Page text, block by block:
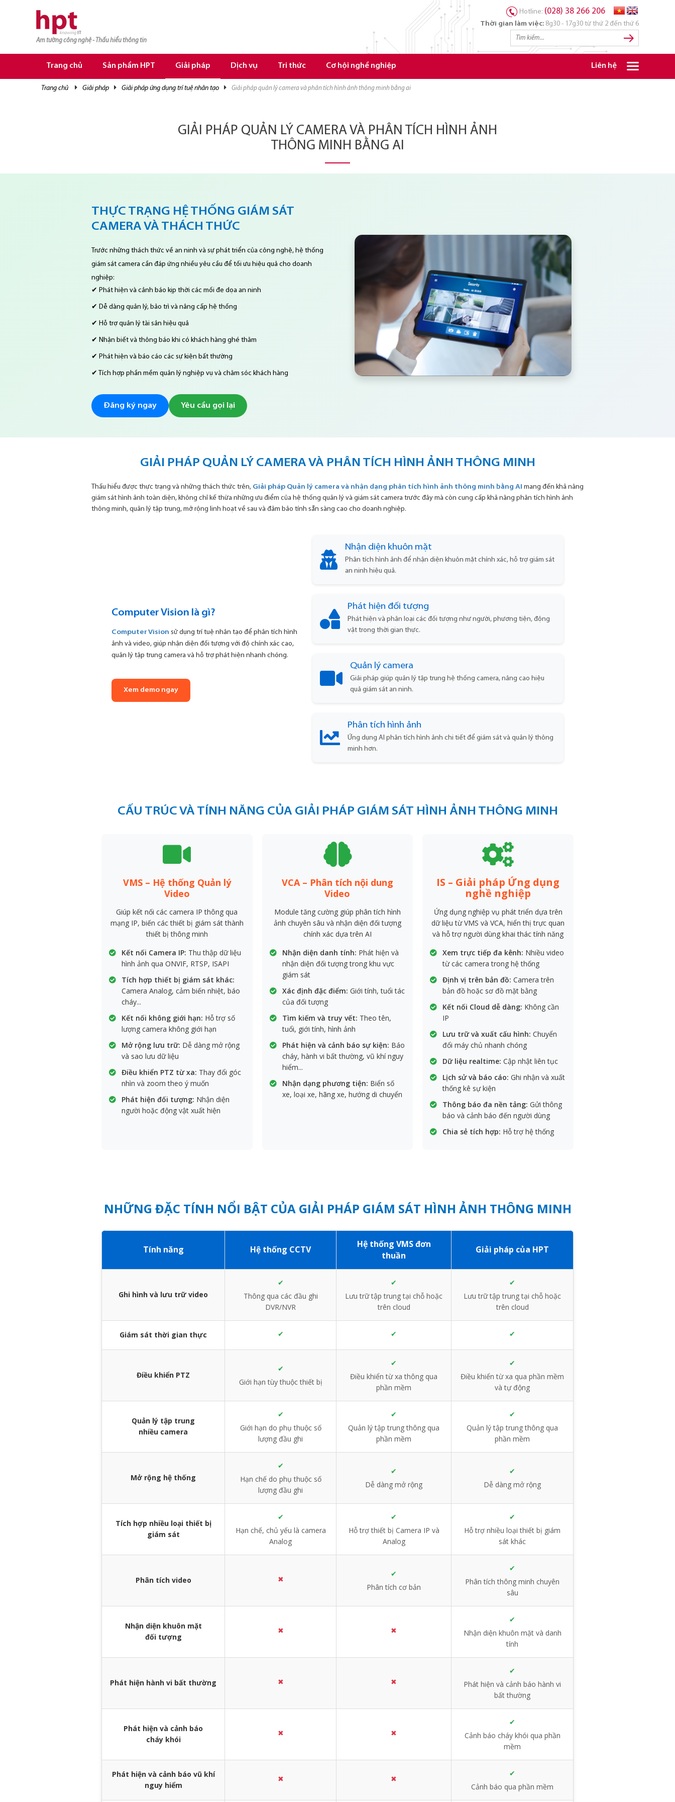
Am tường công nghệ - Thấu hiểu thông tin
Hotline: (028) 38 266 206
Thời gian làm việc: 8g30 - 17g30 từ thứ 2 đến thứ 6
Trang chủ Sản phẩm HPT Giải pháp Dịch vụ Tri thức Cơ hội nghề nghiệp Liên hệ
trang chủ giải pháp giải pháp ứng dụng trí tuệ nhân tạo giải pháp quản lý camera và phân tích hình ảnh thông minh bằng ai
GIẢI PHÁP QUẢN LÝ CAMERA VÀ PHÂN TÍCH HÌNH ẢNH
THÔNG MINH BẰNG AI
THỰC TRẠNG HỆ THỐNG GIÁM SÁT
CAMERA VÀ THÁCH THỨC
Trước những thách thức về an ninh và sự phát triển của công nghệ, hệ thống
giám sát camera cần đáp ứng nhiều yêu cầu để tối ưu hiệu quả cho doanh
nghiệp:
✔ Phát hiện và cảnh báo kịp thời các mối đe dọa an ninh
✔ Dễ dàng quản lý, bảo trì và nâng cấp hệ thống
✔ Hỗ trợ quản lý tài sản hiệu quả
✔ Nhận biết và thông báo khi có khách hàng ghé thăm
✔ Phát hiện và báo cáo các sự kiện bất thường
✔ Tích hợp phần mềm quản lý nghiệp vụ và chăm sóc khách hàng
Đăng ký ngay Yêu cầu gọi lại
GIẢI PHÁP QUẢN LÝ CAMERA VÀ PHÂN TÍCH HÌNH ẢNH THÔNG MINH
Thấu hiểu được thực trạng và những thách thức trên, Giải pháp Quản lý camera và nhận dạng phân tích hình ảnh thông minh bằng AI mang đến khả năng
giám sát hình ảnh toàn diện, không chỉ kế thừa những ưu điểm của hệ thống quản lý và giám sát camera trước đây mà còn cung cấp khả năng phân tích hình ảnh
thông minh, quản lý tập trung, mở rộng linh hoạt về sau và đảm bảo tính sẵn sàng cao cho doanh nghiệp.
Computer Vision là gì?
Computer Vision sử dụng trí tuệ nhân tạo để phân tích hình
ảnh và video, giúp nhận diện đối tượng với độ chính xác cao,
quản lý tập trung camera và hỗ trợ phát hiện nhanh chóng.
Xem demo ngay
Nhận diện khuôn mặt
Phân tích hình ảnh để nhận diện khuôn mặt chính xác, hỗ trợ giám sát
an ninh hiệu quả.
Phát hiện đối tượng
Phát hiện và phân loại các đối tượng như người, phương tiện, động
vật trong thời gian thực.
Quản lý camera
Giải pháp giúp quản lý tập trung hệ thống camera, nâng cao hiệu
quả giám sát an ninh.
Phân tích hình ảnh
Ứng dụng AI phân tích hình ảnh chi tiết để giám sát và quản lý thông
minh hơn.
CẤU TRÚC VÀ TÍNH NĂNG CỦA GIẢI PHÁP GIÁM SÁT HÌNH ẢNH THÔNG MINH
VMS – Hệ thống Quản lý
Video
Giúp kết nối các camera IP thông qua
mạng IP, biến các thiết bị giám sát thành
thiết bị thông minh
Kết nối Camera IP: Thu thập dữ liệu
hình ảnh qua ONVIF, RTSP, ISAPI
Tích hợp thiết bị giám sát khác:
Camera Analog, cảm biến nhiệt, báo
cháy...
Kết nối không giới hạn: Hỗ trợ số
lượng camera không giới hạn
Mở rộng lưu trữ: Dễ dàng mở rộng
và sao lưu dữ liệu
Điều khiển PTZ từ xa: Thay đổi góc
nhìn và zoom theo ý muốn
Phát hiện đối tượng: Nhận diện
người hoặc động vật xuất hiện
VCA – Phân tích nội dung
Video
Module tăng cường giúp phân tích hình
ảnh chuyên sâu và nhận diện đối tượng
chính xác dựa trên AI
Nhận diện danh tính: Phát hiện và
nhận diện đối tượng trong khu vực
giám sát
Xác định đặc điểm: Giới tính, tuổi tác
của đối tượng
Tìm kiếm và truy vết: Theo tên,
tuổi, giới tính, hình ảnh
Phát hiện và cảnh báo sự kiện: Báo
cháy, hành vi bất thường, vũ khí nguy
hiểm...
Nhận dạng phương tiện: Biển số
xe, loại xe, hãng xe, hướng di chuyển
IS – Giải pháp Ứng dụng
nghề nghiệp
Ứng dụng nghiệp vụ phát triển dựa trên
dữ liệu từ VMS và VCA, hiển thị trực quan
và hỗ trợ người dùng khai thác tính năng
Xem trực tiếp đa kênh: Nhiều video
từ các camera trong hệ thống
Định vị trên bản đồ: Camera trên
bản đồ hoặc sơ đồ mặt bằng
Kết nối Cloud dễ dàng: Không cần
IP
Lưu trữ và xuất cấu hình: Chuyển
đổi máy chủ nhanh chóng
Dữ liệu realtime: Cập nhật liên tục
Lịch sử và báo cáo: Ghi nhận và xuất
thống kê sự kiện
Thông báo đa nền tảng: Gửi thông
báo và cảnh báo đến người dùng
Chia sẻ tích hợp: Hỗ trợ hệ thống
NHỮNG ĐẶC TÍNH NỔI BẬT CỦA GIẢI PHÁP GIÁM SÁT HÌNH ẢNH THÔNG MINH
Tính năng Hệ thống CCTV
Hệ thống VMS đơn
thuần
Giải pháp của HPT
Ghi hình và lưu trữ video
✔
Thông qua các đầu ghi
DVR/NVR
✔
Lưu trữ tập trung tại chỗ hoặc
trên cloud
✔
Lưu trữ tập trung tại chỗ hoặc
trên cloud
Giám sát thời gian thực ✔ ✔ ✔
Điều khiển PTZ
✔
Giới hạn tùy thuộc thiết bị
✔
Điều khiển từ xa thông qua
phần mềm
✔
Điều khiển từ xa qua phần mềm
và tự động
Quản lý tập trung
nhiều camera
✔
Giới hạn do phụ thuộc số
lượng đầu ghi
✔
Quản lý tập trung thông qua
phần mềm
✔
Quản lý tập trung thông qua
phần mềm
Mở rộng hệ thống
✔
Hạn chế do phụ thuộc số
lượng đầu ghi
✔
Dễ dàng mở rộng
✔
Dễ dàng mở rộng
Tích hợp nhiều loại thiết bị
giám sát
✔
Hạn chế, chủ yếu là camera
Analog
✔
Hỗ trợ thiết bị Camera IP và
Analog
✔
Hỗ trợ nhiều loại thiết bị giám
sát khác
Phân tích video ✖
✔
Phân tích cơ bản
✔
Phân tích thông minh chuyên
sâu
Nhận diện khuôn mặt
đối tượng
✖ ✖
✔
Nhận diện khuôn mặt và danh
tính
Phát hiện hành vi bất thường ✖ ✖
✔
Phát hiện và cảnh báo hành vi
bất thường
Phát hiện và cảnh báo
cháy khói
✖ ✖
✔
Cảnh báo cháy khói qua phần
mềm
Phát hiện và cảnh báo vũ khí
nguy hiểm
✖ ✖
✔
Cảnh báo qua phần mềm
TRANG CHỦ
TRANG CHỦ